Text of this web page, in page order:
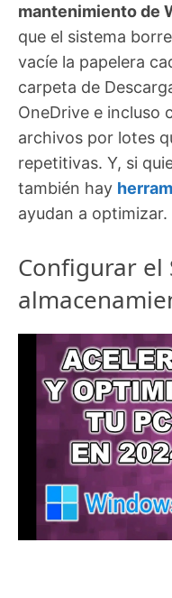
mantenimiento de
que el sistema
vacíe la papelera
carpeta de
OneDrive e incluso
archivos por lotes
repetitivas. Y, si
también hay
ayudan a optimizar.
Configurar el